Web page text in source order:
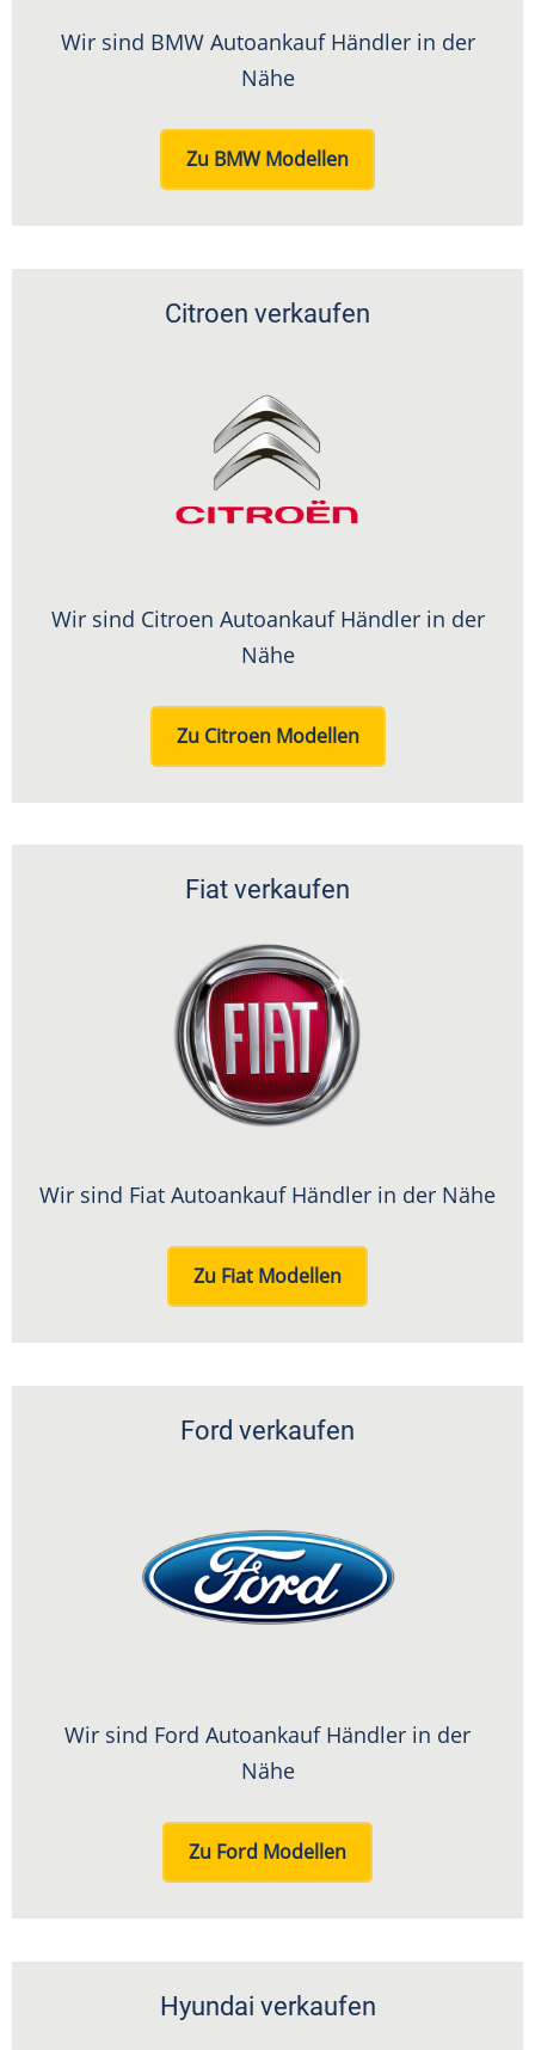
Wir sind BMW Autoankauf Händler in der
Nähe
Zu BMW Modellen
Citroen verkaufen
Wir sind Citroen Autoankauf Händler in der
Nähe
Zu Citroen Modellen
Fiat verkaufen
Wir sind Fiat Autoankauf Händler in der Nähe
Zu Fiat Modellen
Ford verkaufen
Wir sind Ford Autoankauf Händler in der
Nähe
Zu Ford Modellen
Hyundai verkaufen